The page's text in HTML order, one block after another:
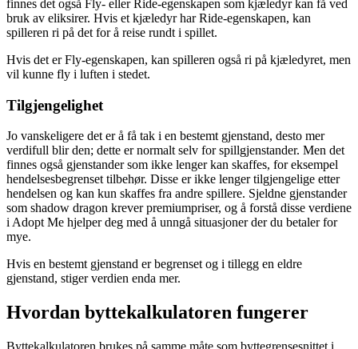
finnes det også Fly- eller Ride-egenskapen som kjæledyr kan få ved
bruk av eliksirer. Hvis et kjæledyr har Ride-egenskapen, kan
spilleren ri på det for å reise rundt i spillet.
Hvis det er Fly-egenskapen, kan spilleren også ri på kjæledyret, men
vil kunne fly i luften i stedet.
Tilgjengelighet
Jo vanskeligere det er å få tak i en bestemt gjenstand, desto mer
verdifull blir den; dette er normalt selv for spillgjenstander. Men det
finnes også gjenstander som ikke lenger kan skaffes, for eksempel
hendelsesbegrenset tilbehør. Disse er ikke lenger tilgjengelige etter
hendelsen og kan kun skaffes fra andre spillere. Sjeldne gjenstander
som shadow dragon krever premiumpriser, og å forstå disse verdiene
i Adopt Me hjelper deg med å unngå situasjoner der du betaler for
mye.
Hvis en bestemt gjenstand er begrenset og i tillegg en eldre
gjenstand, stiger verdien enda mer.
Hvordan byttekalkulatoren fungerer
Byttekalkulatoren brukes på samme måte som byttegrensesnittet i